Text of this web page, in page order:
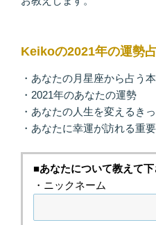
Keikoの2021年の運勢
・あなたの月星座から占う
・2021年のあなたの運勢
・あなたの人生を変えるき
・あなたに幸運が訪れる重
■あなたについて教えて
・ニックネーム